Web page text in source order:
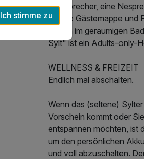
Lautsprecher, eine
digitale Gästemappe und
Brown im geräumigen
Sylt" ist ein Adults-only-
WELLNESS & FREIZEIT
Endlich mal abschalten.
Wenn das (seltene)
Vorschein kommt oder
entspannen möchten, ist
um den persönlichen
und voll abzuschalten.
Ich stimme zu